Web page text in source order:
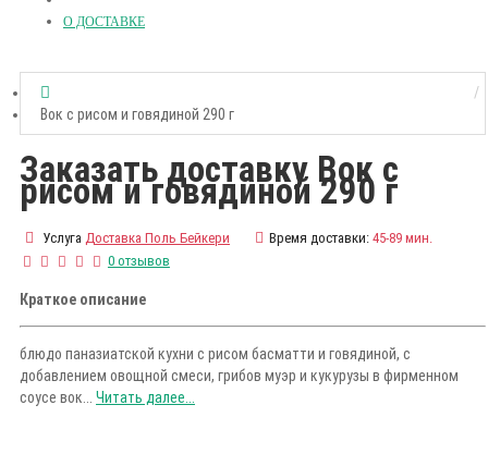
О ДОСТАВКЕ
Вок с рисом и говядиной 290 г
Заказать доставку Вок с
рисом и говядиной 290 г
Услуга Доставка Поль Бейкери Время доставки: 45-89 мин.
0 отзывов
Краткое описание
блюдо паназиатской кухни с рисом басматти и говядиной, с
добавлением овощной смеси, грибов муэр и кукурузы в фирменном
соусе вок... Читать далее...